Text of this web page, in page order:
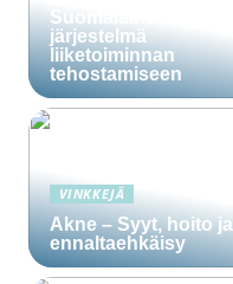
Suomalainen CRM-
järjestelmä
liiketoiminnan
tehostamiseen
VINKKEJÄ
Akne – Syyt, hoito ja
ennaltaehkäisy